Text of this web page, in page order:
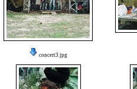
concert3.jpg